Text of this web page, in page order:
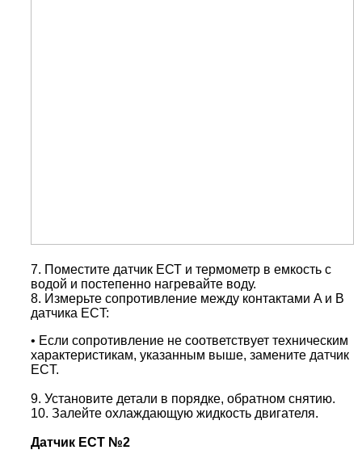
7. Поместите датчик ЕСТ и термометр в емкость с
водой и постепенно нагревайте воду.
8. Измерьте сопротивление между контактами A и B
датчика ECT:
• Если сопротивление не соответствует техническим
характеристикам, указанным выше, замените датчик
ECT.
9. Установите детали в порядке, обратном снятию.
10. Залейте охлаждающую жидкость двигателя.
Датчик ЕСТ №2